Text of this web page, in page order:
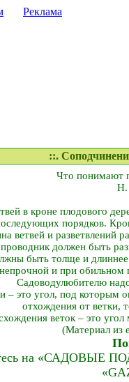
Реклама
::.
Что понимают
Н.
в кроне плодового
порядков.
ветвей и разветвлений
должен быть
быть толще и длиннее
непрочной и при обильном
Садоводу­любителю
– это угол, под которым
отхождения от ветки,
веток – это
(Материал из
на «САДОВЫЕ